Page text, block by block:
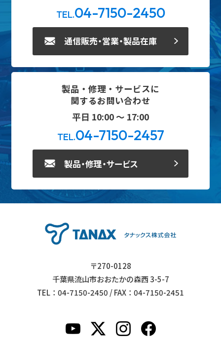
TEL.04-7150-2450
通信販売・営業・製品在庫
製品・修理・サービスに
関するお問い合わせ
平日 10:00 ～ 17:00
TEL.04-7150-2457
製品・修理・サービス
〒270-0128
千葉県流山市おおたかの森西 3-5-7
TEL：04-7150-2450 / FAX：04-7150-2451